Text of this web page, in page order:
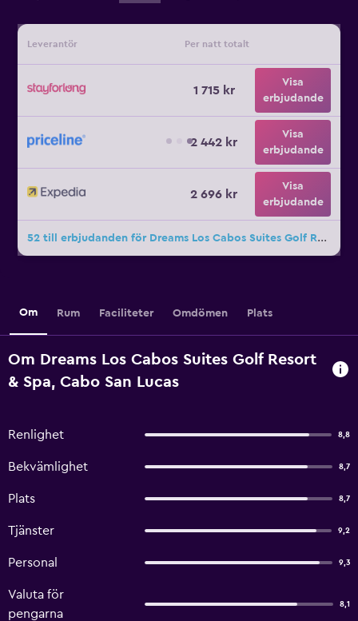
Leverantör Per natt totalt
1 715 kr
Visa
erbjudande
2 442 kr
Visa
erbjudande
2 696 kr
Visa
erbjudande
52 till erbjudanden för Dreams Los Cabos Suites Golf Resort & Spa
Om Rum Faciliteter Omdömen Plats
Om Dreams Los Cabos Suites Golf Resort
& Spa, Cabo San Lucas
Renlighet 8,8
Bekvämlighet 8,7
Plats 8,7
Tjänster 9,2
Personal 9,3
Valuta för
pengarna
8,1